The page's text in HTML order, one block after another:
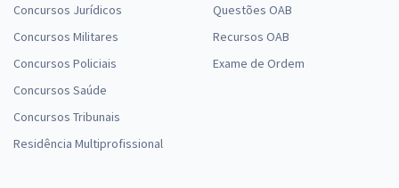
Concursos Jurídicos
Concursos Militares
Concursos Policiais
Concursos Saúde
Concursos Tribunais
Residência Multiprofissional
Questões OAB
Recursos OAB
Exame de Ordem